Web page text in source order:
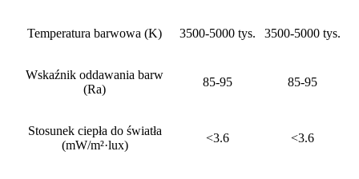
Temperatura barwowa (K) 3500-5000 tys. 3500-5000 tys.
Wskaźnik oddawania barw
(Ra)
85-95 85-95
Stosunek ciepła do światła
(mW/m²·lux)
<3.6 <3.6